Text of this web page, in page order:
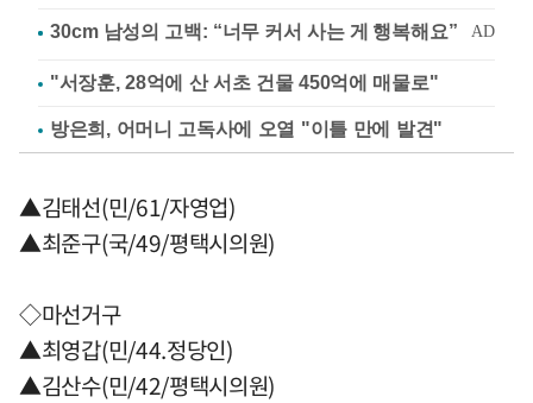
"서장훈, 28억에 산 서초 건물 450억에 매물로"
방은희, 어머니 고독사에 오열 "이틀 만에 발견"
▲김태선(민/61/자영업)
▲최준구(국/49/평택시의원)
◇마선거구
▲최영갑(민/44.정당인)
▲김산수(민/42/평택시의원)